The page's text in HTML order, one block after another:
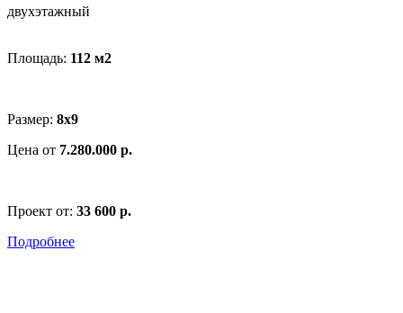
двухэтажный
Площадь: 112 м2
Размер: 8х9
Цена от 7.280.000 р.
Проект от: 33 600 р.
Подробнее